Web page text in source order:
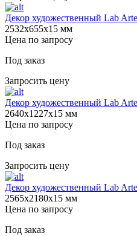
Декор художественный Lab
2532х655х15 мм
Цена по запросу
Под заказ
Запросить цену
Декор художественный Lab
2640х1227х15 мм
Цена по запросу
Под заказ
Запросить цену
Декор художественный Lab
2565х2180х15 мм
Цена по запросу
Под заказ